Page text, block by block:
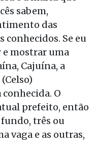
sabem,
das
conhecidos. Se eu
e mostrar uma
Cajuína, a
O
prefeito, então
três ou
vaga e as outras,